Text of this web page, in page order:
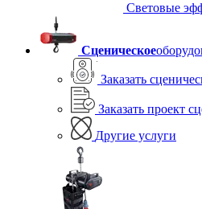
Световые
Сценическое
Заказать
Заказать проект
Другие услуги